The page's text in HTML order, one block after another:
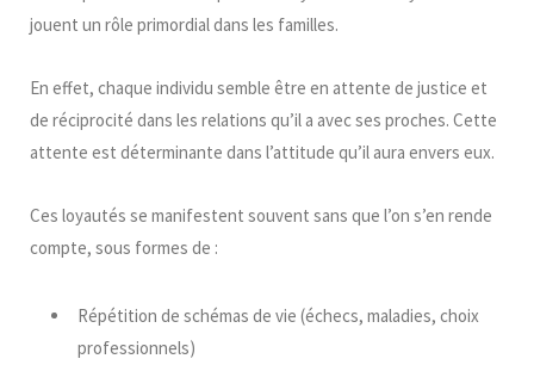
jouent un rôle primordial dans les familles.
En effet, chaque individu semble être en attente de justice et
de réciprocité dans les relations qu’il a avec ses proches. Cette
attente est déterminante dans l’attitude qu’il aura envers eux.
Ces loyautés se manifestent souvent sans que l’on s’en rende
compte, sous formes de :
Répétition de schémas de vie (échecs, maladies, choix
professionnels)